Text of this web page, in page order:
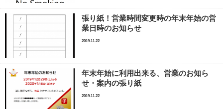
張り紙！営業時間変更時の年末年始の営
業日時のお知らせ
2019.11.22
年末年始に利用出来る、営業のお知ら
せ・案内の張り紙
2019.11.22